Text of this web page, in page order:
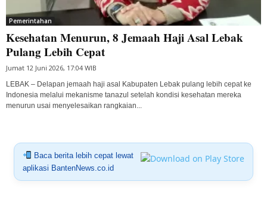
Pemerintahan
Kesehatan Menurun, 8 Jemaah Haji Asal Lebak
Pulang Lebih Cepat
Jumat 12 Juni 2026, 17:04 WIB
LEBAK – Delapan jemaah haji asal Kabupaten Lebak pulang lebih cepat ke
Indonesia melalui mekanisme tanazul setelah kondisi kesehatan mereka
menurun usai menyelesaikan rangkaian...
Baca berita lebih cepat lewat
aplikasi BantenNews.co.id